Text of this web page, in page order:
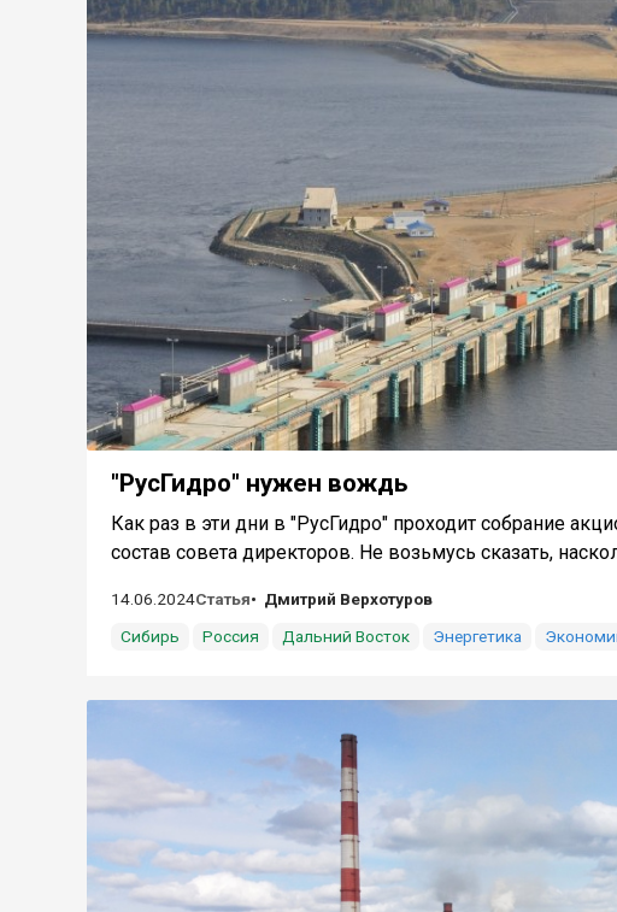
"РусГидро" нужен вождь
Как раз в эти дни в "РусГидро" проходит собрание
состав совета директоров. Не возьмусь сказать,
14.06.2024Статья
Дмитрий Верхотуров
Сибирь
Россия Дальний Восток Энергетика